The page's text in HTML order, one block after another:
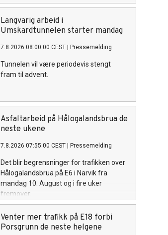
Langvarig arbeid i
Umskardtunnelen starter mandag
7.8.2026 08:00:00 CEST Pressemelding
Tunnelen vil være periodevis stengt
fram til advent.
Asfaltarbeid på Hålogalandsbrua de
neste ukene
7.8.2026 07:55:00 CEST Pressemelding
Det blir begrensninger for trafikken over
Hålogalandsbrua på E6 i Narvik fra
mandag 10. August og i fire uker
fremover.
Venter mer trafikk på E18 forbi
Porsgrunn de neste helgene